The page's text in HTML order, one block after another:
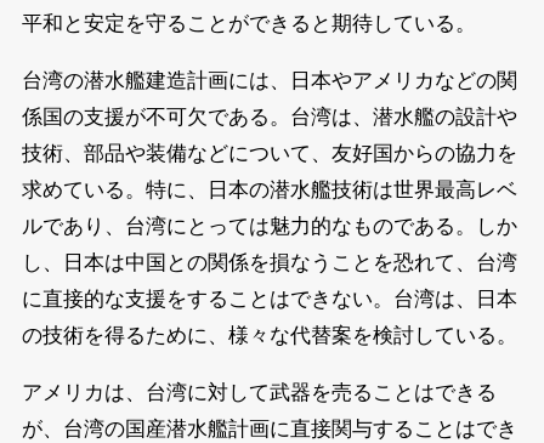
平和と安定を守ることができると期待している。
台湾の潜水艦建造計画には、日本やアメリカなどの関
係国の支援が不可欠である。台湾は、潜水艦の設計や
技術、部品や装備などについて、友好国からの協力を
求めている。特に、日本の潜水艦技術は世界最高レベ
ルであり、台湾にとっては魅力的なものである。しか
し、日本は中国との関係を損なうことを恐れて、台湾
に直接的な支援をすることはできない。台湾は、日本
の技術を得るために、様々な代替案を検討している。
アメリカは、台湾に対して武器を売ることはできる
が、台湾の国産潜水艦計画に直接関与することはでき